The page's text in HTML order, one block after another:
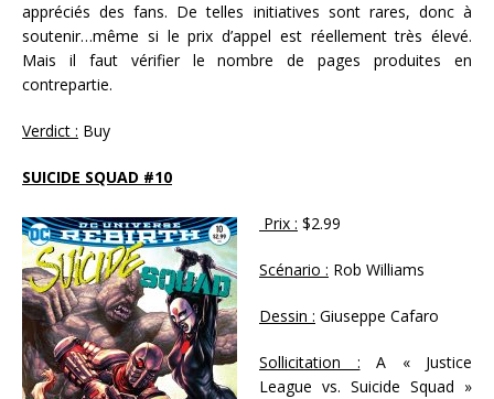
appréciés des fans. De telles initiatives sont rares, donc à
soutenir…même si le prix d’appel est réellement très élevé.
Mais il faut vérifier le nombre de pages produites en
contrepartie.
Verdict : Buy
SUICIDE SQUAD #10
Prix : $2.99
Scénario : Rob Williams
Dessin : Giuseppe Cafaro
Sollicitation : A « Justice
League vs. Suicide Squad »